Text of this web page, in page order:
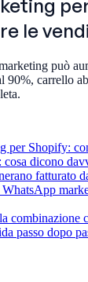
le
può
90%, carrello
per Shopify:
dicono
fatturato
combinazione
passo dopo